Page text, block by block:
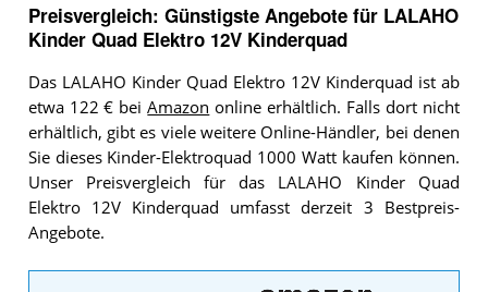
Preisvergleich: Günstigste Angebote für LALAHO
Kinder Quad Elektro 12V Kinderquad
Das LALAHO Kinder Quad Elektro 12V Kinderquad ist ab
etwa 122 € beiAmazon online erhältlich. Falls dort nicht
erhältlich, gibt es viele weitere Online-Händler, bei denen
Sie dieses Kinder-Elektroquad 1000 Watt kaufen können.
Unser Preisvergleich für das LALAHO Kinder Quad
Elektro 12V Kinderquad umfasst derzeit 3 Bestpreis-
Angebote.